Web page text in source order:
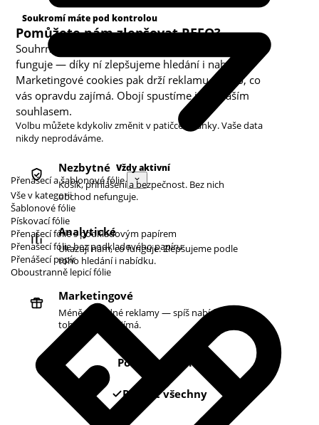
Přenášecí a šablonové fólie
Vše v kategorii
Šablonové fólie
Pískovací fólie
Přenašecí fólie s podkladovým papírem
Přenašecí fólie bez podkladového papíru
Přenášecí papír
Oboustranně lepicí fólie
Soukromí máte pod kontrolou
Pomůžete nám zlepšovat REFO?
Souhrnná analytika nám ukazuje, co v obchodě
funguje — díky ní zlepšujeme hledání i nabídku.
Marketingové cookies pak drží reklamu u toho, co
vás opravdu zajímá. Obojí spustíme jen s vaším
souhlasem.
Volbu můžete kdykoliv změnit v patičce stránky. Vaše data
nikdy neprodáváme.
Kategorie cookies
Nezbytné Vždy aktivní
Košík, přihlášení a bezpečnost. Bez nich
obchod nefunguje.
Analytické
Ukazují nám, co funguje. Zlepšujeme podle
toho hledání i nabídku.
Marketingové
Méně náhodné reklamy — spíš nabídky podle
toho, co vás zajímá.
Pouze nezbytné
Povolit všechny